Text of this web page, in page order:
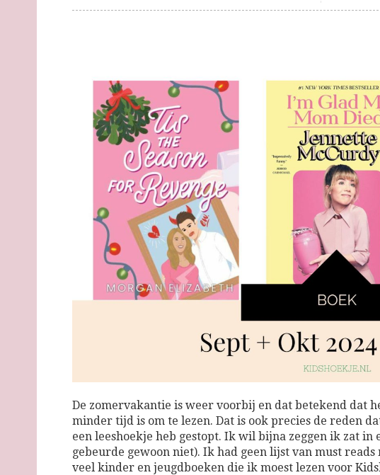
De zomervakantie is weer voorbij en dat betekend dat
minder tijd is om te lezen. Dat is ook precies de reden
een leeshoekje heb gestopt. Ik wil bijna zeggen ik zat in
gebeurde gewoon niet). Ik had geen lijst van must
veel kinder en jeugdboeken die ik moest lezen voor